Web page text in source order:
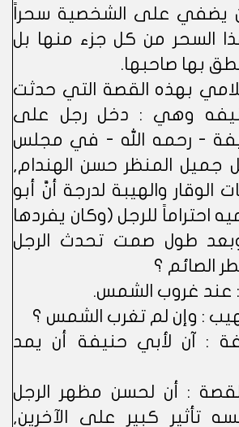
يضفي على الشخصية سحراً
السحر من كل جزء منها بل
بها صاحبها.
بهذه القصة التي حدثت
وهي : دخل رجل على
- رحمه الله - في مجلس
جميل المنظر حسن الهندام,
الوقار والهيبة لدرجة أنَّ أبو
احتراماً للرجل (وكان يفردها
وبعد طول صمت تحدث الرجل
الصائم ؟
: عند غروب الشمس.
: وإن لم تغرب الشمس ؟
: آن لأبي حنيفة أن يمد
: أن لحسن مظهر الرجل
تأثير كبير على الآخرين,